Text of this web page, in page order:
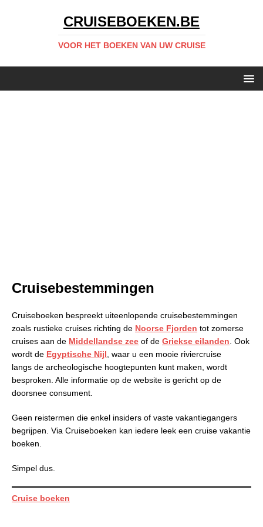
CRUISEBOEKEN.BE
VOOR HET BOEKEN VAN UW CRUISE
Cruisebestemmingen
Cruiseboeken bespreekt uiteenlopende cruisebestemmingen
zoals rustieke cruises richting de Noorse Fjorden tot zomerse
cruises aan de Middellandse zee of de Griekse eilanden . Ook
wordt de Egyptische Nijl , waar u een mooie riviercruise
langs de archeologische hoogtepunten kunt maken, wordt
besproken. Alle informatie op de website is gericht op de
doorsnee consument.
Geen reistermen die enkel insiders of vaste vakantiegangers
begrijpen. Via Cruiseboeken kan iedere leek een cruise vakantie
boeken.
Simpel dus.
Cruise boeken